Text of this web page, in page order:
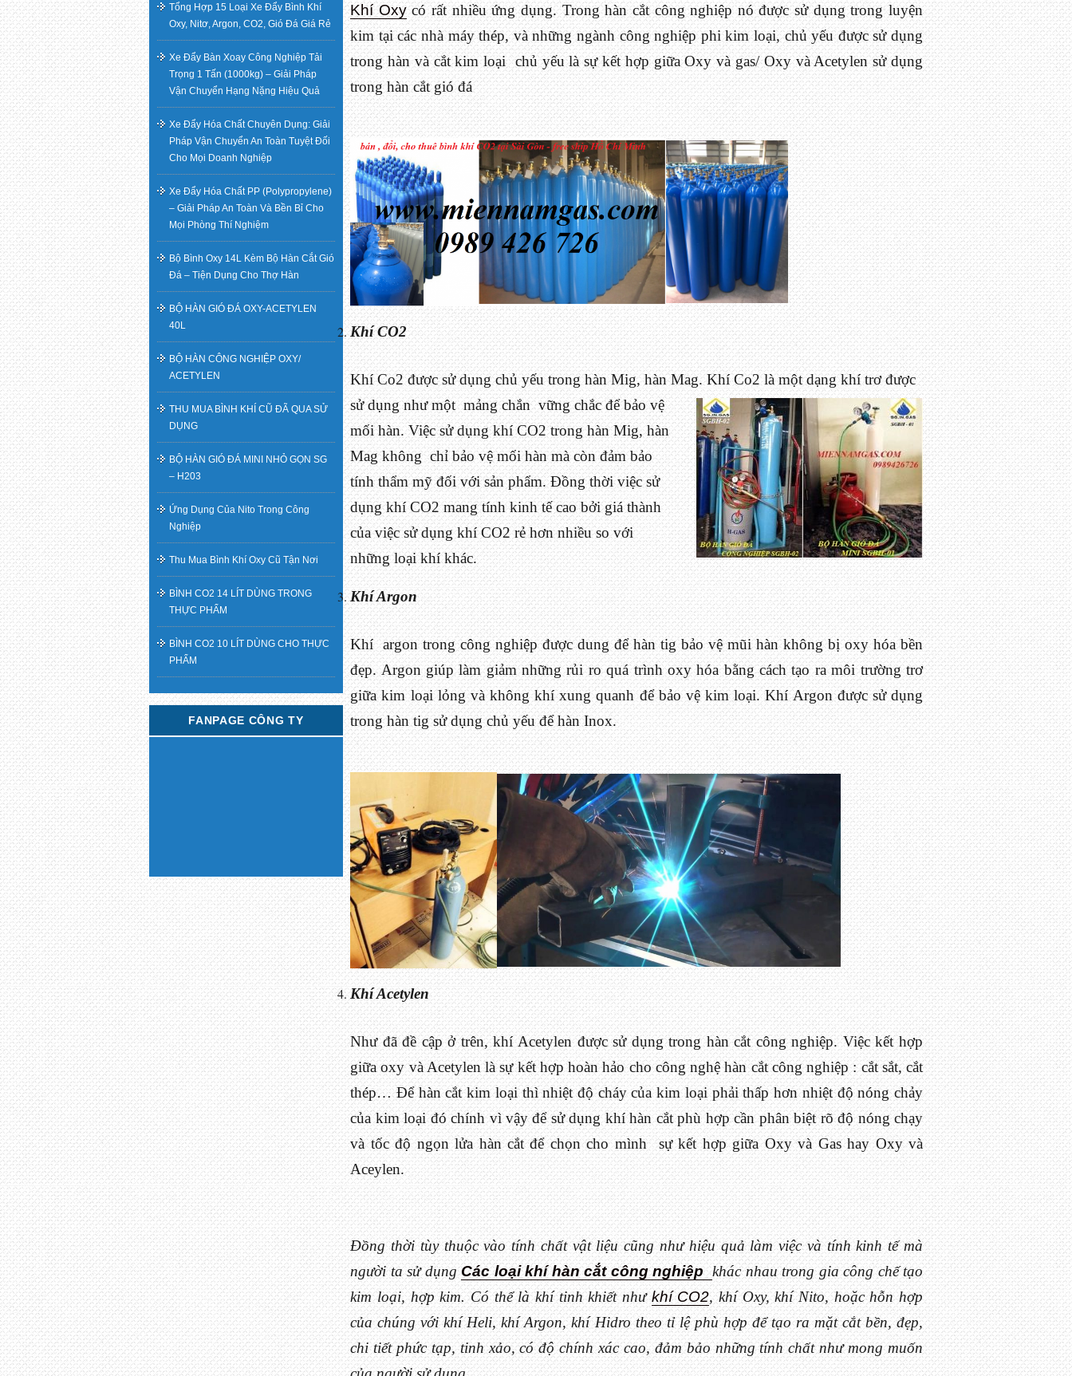
Khí Oxycó rất nhiều ứng dụng. Trong hàn cắt công nghiệp nó được sử dụng trong luyện
kim tại các nhà máy thép, và những ngành công nghiệp phi kim loại, chủ yếu được sử dụng
trong hàn và cắt kim loại chủ yếu là sự kết hợp giữa Oxy và gas/ Oxy và Acetylen sử dụng
trong hàn cắt gió đá
Khí CO2
Khí Co2 được sử dụng chủ yếu trong hàn Mig, hàn Mag. Khí Co2 là một dạng khí trơ được
sử dụngnhư một mảng chắn vững chắc để bảo vệ
mối hàn. Việc sử dụng khí CO2 trong hàn Mig, hàn
Mag không chỉ bảo vệ mối hàn mà còn đảm bảo
tính thẩm mỹ đối với sản phẩm. Đồng thời việc sử
dụng khí CO2 mang tính kinh tế cao bởi giá thành
của việc sử dụng khí CO2 rẻ hơn nhiều so với
những loại khí khác.
Khí Argon
Khí argon trong công nghiệp được dung để hàn tig bảo vệ mũi hàn không bị oxy hóa bền
đẹp. Argon giúp làm giảm những rủi ro quá trình oxy hóa bằng cách tạo ra môi trường trơ
giữa kim loại lỏng và không khí xung quanh để bảo vệ kim loại. Khí Argon được sử dụng
trong hàn tig sử dụng chủ yếu để hàn Inox.
Khí Acetylen
Như đã đề cập ở trên, khí Acetylen được sử dụng trong hàn cắt công nghiệp. Việc kết hợp
giữa oxy và Acetylen là sự kết hợp hoàn hảo cho công nghệ hàn cắt công nghiệp : cắt sắt, cắt
thép… Để hàn cắt kim loại thì nhiệt độ cháy của kim loại phải thấp hơn nhiệt độ nóng chảy
của kim loại đó chính vì vậy để sử dụng khí hàn cắt phù hợp cần phân biệt rõ độ nóng chạy
và tốc độ ngọn lửa hàn cắt để chọn cho mình sự kết hợp giữa Oxy và Gas hay Oxy và
Aceylen.
Đồng thời tùy thuộc vào tính chất vật liệu cũng như hiệu quả làm việc và tính kinh tế mà
người ta sử dụngCác loại khí hàn cắt công nghiệpkhác nhau trong gia công chế tạo
kim loại, hợp kim. Có thể là khí tinh khiết nhưkhí CO2, khí Oxy, khí Nito, hoặc hỗn hợp
của chúng với khí Heli, khí Argon, khí Hidro theo tỉ lệ phù hợp để tạo ra mặt cắt bền, đẹp,
chi tiết phức tạp, tinh xảo, có độ chính xác cao, đảm bảo những tính chất như mong muốn
Tổng Hợp 15 Loại Xe Đẩy Bình Khí
Oxy, Nitơ, Argon, CO2, Gió Đá Giá Rẻ
Xe Đẩy Bàn Xoay Công Nghiệp Tải
Trọng 1 Tấn (1000kg) – Giải Pháp
Vận Chuyển Hạng Nặng Hiệu Quả
Xe Đẩy Hóa Chất Chuyên Dụng: Giải
Pháp Vận Chuyển An Toàn Tuyệt Đối
Cho Mọi Doanh Nghiệp
Xe Đẩy Hóa Chất PP (Polypropylene)
– Giải Pháp An Toàn Và Bền Bỉ Cho
Mọi Phòng Thí Nghiệm
Bộ Bình Oxy 14L Kèm Bộ Hàn Cắt Gió
Đá – Tiện Dụng Cho Thợ Hàn
BỘ HÀN GIÓ ĐÁ OXY-ACETYLEN
40L
BỘ HÀN CÔNG NGHIỆP OXY/
ACETYLEN
THU MUA BÌNH KHÍ CŨ ĐÃ QUA SỬ
DỤNG
BỘ HÀN GIÓ ĐÁ MINI NHỎ GỌN SG
– H203
Ứng Dụng Của Nito Trong Công
Nghiệp
Thu Mua Bình Khí Oxy Cũ Tận Nơi
BÌNH CO2 14 LÍT DÙNG TRONG
THỰC PHẨM
BÌNH CO2 10 LÍT DÙNG CHO THỰC
PHẨM
FANPAGE CÔNG TY